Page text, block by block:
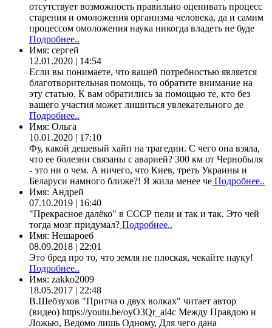
отсутствует возможность правильно оценивать процесс
старения и омоложения организма человека, да и самим
процессом омоложения наука никогда владеть не буде
Подробнее..
Имя: сергей
12.01.2020 | 14:54
Если вы понимаете, что вашей потребностью является
благотворительная помощь, то обратите внимание на
эту статью. К вам обратились за помощью те, кто без
вашего участия может лишиться увлекательного де
Подробнее..
Имя: Ольга
10.01.2020 | 17:10
Фу, какой дешевый хайп на трагедии. С чего она взяла,
что ее болезни связаны с аварией? 300 км от Чернобыля
- это ни о чем. А ничего, что Киев, треть Украины и
Беларуси намного ближе?! Я жила менее че Подробнее..
Имя: Андрей
07.10.2019 | 16:40
"Прекрасное далёко" в СССР пели и так и так. Это чей
тогда мозг придумал? Подробнее..
Имя: Нешароеб
08.09.2018 | 22:01
Это бред про то, что земля не плоская, чекайте науку!
Подробнее..
Имя: zakko2009
18.05.2017 | 22:48
В.Шебзухов "Притча о двух волках" читает автор
(видео) https://youtu.be/oyO3Qr_ai4c Между Правдою и
Ложью, Ведомо лишь Одному, Для чего дана